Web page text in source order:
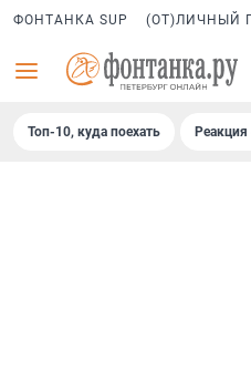
ФОНТАНКА SUP (ОТ)ЛИЧНЫЙ
Топ-10, куда поехать